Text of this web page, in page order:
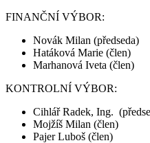
FINANČNÍ VÝBOR:
Novák Milan (předseda)
Hatáková Marie (člen)
Marhanová Iveta (člen)
KONTROLNÍ VÝBOR:
Cihlář Radek, Ing.
Mojžíš Milan (člen)
Pajer Luboš (člen)